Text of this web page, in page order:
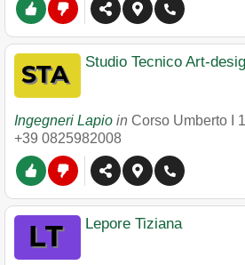
Studio Tecnico Art-
Ingegneri Lapio in Corso Umberto I
+39 0825982008
Lepore Tiziana